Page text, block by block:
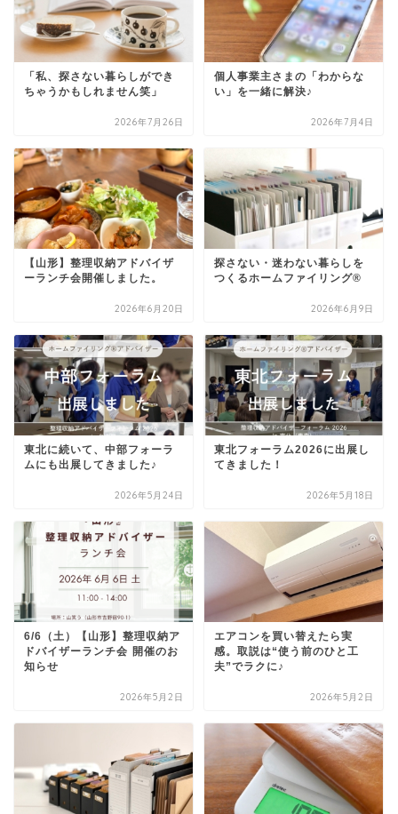
「私、探さない暮らしができ
ちゃうかもしれません笑」
2026年7月26日
個人事業主さまの「わからな
い」を一緒に解決♪
2026年7月4日
【山形】整理収納アドバイザ
ーランチ会開催しました。
2026年6月20日
探さない・迷わない暮らしを
つくるホームファイリング®
2026年6月9日
東北に続いて、中部フォーラ
ムにも出展してきました♪
2026年5月24日
東北フォーラム2026に出展し
てきました！
2026年5月18日
6/6（土）【山形】整理収納ア
ドバイザーランチ会⁣ 開催のお
知らせ
2026年5月2日
エアコンを買い替えたら実
感。取説は“使う前のひと工
夫”でラクに♪
2026年5月2日